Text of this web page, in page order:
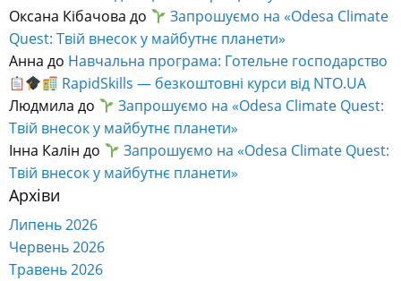
Оксана Кібачова до
Запрошуємо на «Odesa Climate
Quest: Твій внесок у майбутнє планети»
Анна до Навчальна програма: Готельне господарство
RapidSkills — безкоштовні курси від NTO.UA
Людмила до
Запрошуємо на «Odesa Climate Quest:
Твій внесок у майбутнє планети»
Інна Калін до
Запрошуємо на «Odesa Climate Quest:
Твій внесок у майбутнє планети»
Архіви
Липень 2026
Червень 2026
Травень 2026